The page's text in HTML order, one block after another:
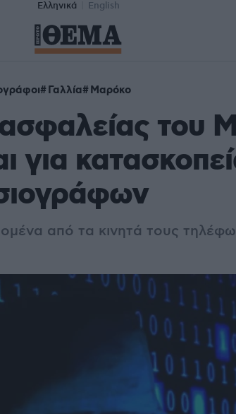
Ελληνικά English
Γαλλία Μαρόκο
του
για
από τα κινητά τους